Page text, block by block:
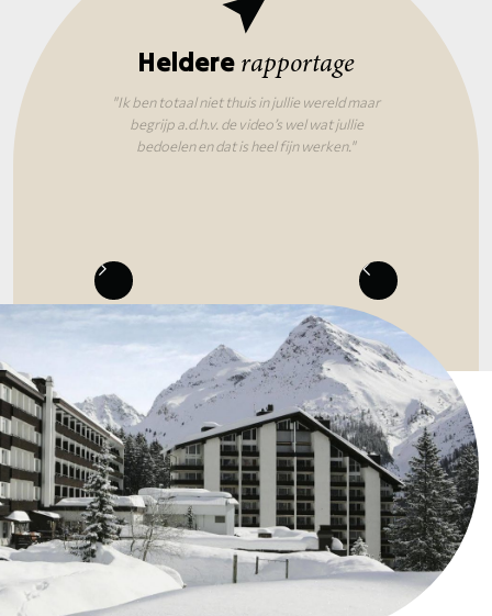
Heldererapportage
"Ik ben totaal niet thuis in jullie wereld maar
begrijp a.d.h.v. de video’s wel wat jullie
bedoelen en dat is heel fijn werken."